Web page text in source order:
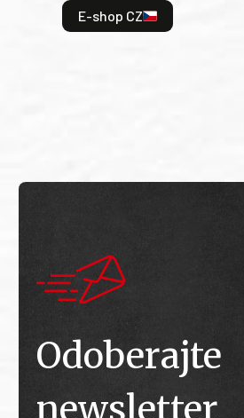
E-shop CZ
Odoberajte
newsletter